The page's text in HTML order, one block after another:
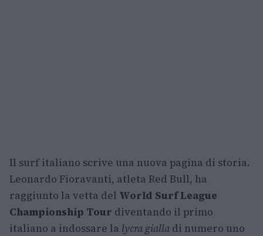
Il surf italiano scrive una nuova pagina di storia.
Leonardo Fioravanti, atleta Red Bull, ha
raggiunto la vetta del World Surf League
Championship Tour diventando il primo
italiano a indossare la lycra gialla di numero uno